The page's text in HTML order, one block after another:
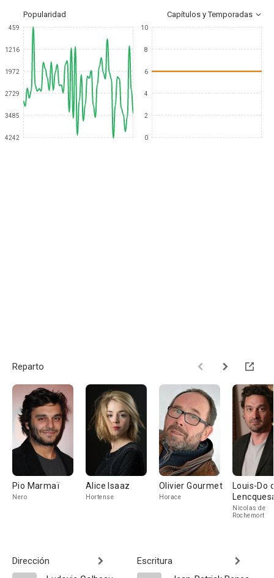
Popularidad Capítulos y Temporadas
459
1216
1972
2729
3485
4242
10
8
6
4
2
0
Reparto
Pio Marmaï
Nero
Alice Isaaz
Hortense
Olivier Gourmet
Horace
Louis-Do
Nicolas de
Rochemort
Dirección
Escritura